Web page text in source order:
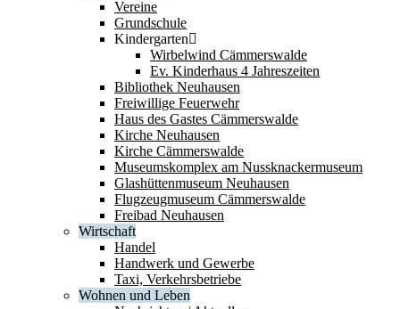
Vereine
Grundschule
Kindergarten
Wirbelwind Cämmerswalde
Ev. Kinderhaus 4 Jahreszeiten
Bibliothek Neuhausen
Freiwillige Feuerwehr
Haus des Gastes Cämmerswalde
Kirche Neuhausen
Kirche Cämmerswalde
Museumskomplex am Nussknackermuseum
Glashüttenmuseum Neuhausen
Flugzeugmuseum Cämmerswalde
Freibad Neuhausen
Wirtschaft
Handel
Handwerk und Gewerbe
Taxi, Verkehrsbetriebe
Wohnen und Leben